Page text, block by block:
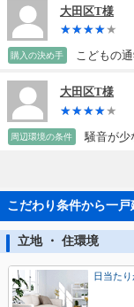
大田区T様
購入の決め手 こどもの
大田区T様
周辺環境の条件 騒音が少
こだわり条件から一
立地 ・ 住環境
日当た